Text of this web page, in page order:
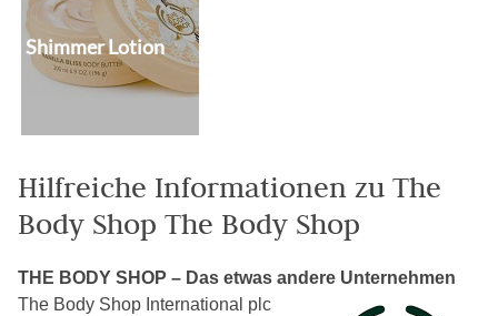
Shimmer Lotion
Hilfreiche Informationen zu The
Body Shop The Body Shop
THE BODY SHOP – Das etwas andere Unternehmen
The Body Shop International plc